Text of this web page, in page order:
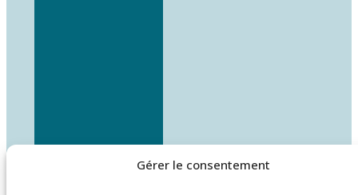
Gérer le consentement